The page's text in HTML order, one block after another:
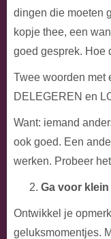
dingen die moeten
kopje thee, een
goed gesprek. Hoe
Twee woorden met
DELEGEREN en
Want: iemand
ook goed. Een
werken. Probeer
Ga voor
Ontwikkel je
geluksmomentjes.